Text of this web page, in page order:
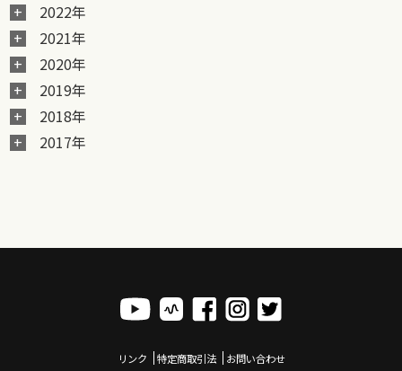
2022年
2021年
2020年
2019年
2018年
2017年
リンク 特定商取引法 お問い合わせ